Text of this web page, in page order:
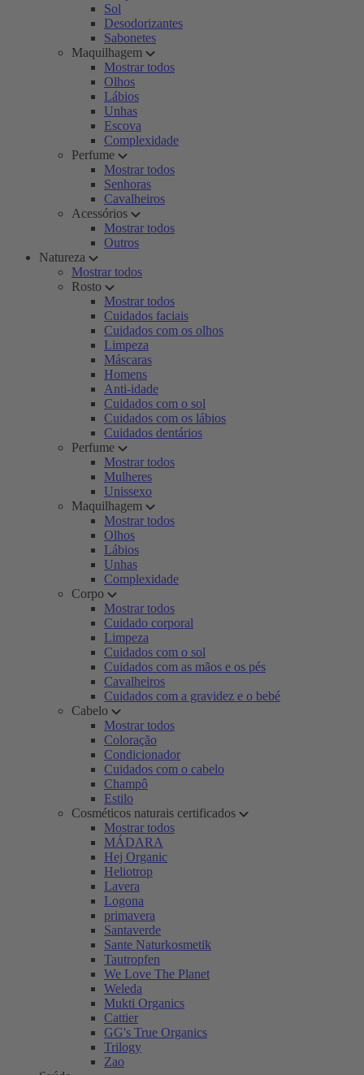
Sol
Desodorizantes
Sabonetes
Maquilhagem
Mostrar todos
Olhos
Lábios
Unhas
Escova
Complexidade
Perfume
Mostrar todos
Senhoras
Cavalheiros
Acessórios
Mostrar todos
Outros
Natureza
Mostrar todos
Rosto
Mostrar todos
Cuidados faciais
Cuidados com os olhos
Limpeza
Máscaras
Homens
Anti-idade
Cuidados com o sol
Cuidados com os lábios
Cuidados dentários
Perfume
Mostrar todos
Mulheres
Unissexo
Maquilhagem
Mostrar todos
Olhos
Lábios
Unhas
Complexidade
Corpo
Mostrar todos
Cuidado corporal
Limpeza
Cuidados com o sol
Cuidados com as mãos e os pés
Cavalheiros
Cuidados com a gravidez e o bebé
Cabelo
Mostrar todos
Coloração
Condicionador
Cuidados com o cabelo
Champô
Estilo
Cosméticos naturais certificados
Mostrar todos
MÁDARA
Hej Organic
Heliotrop
Lavera
Logona
primavera
Santaverde
Sante Naturkosmetik
Tautropfen
We Love The Planet
Weleda
Mukti Organics
Cattier
GG's True Organics
Trilogy
Zao